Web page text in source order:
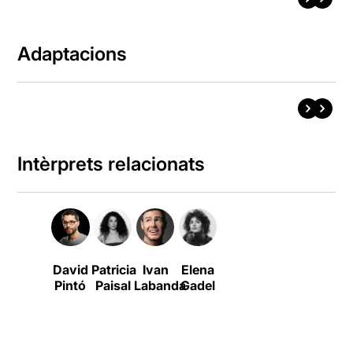
Adaptacions
Intèrprets relacionats
David
Pintó
Patricia
Paisal
Ivan
Labanda
Elena
Gadel